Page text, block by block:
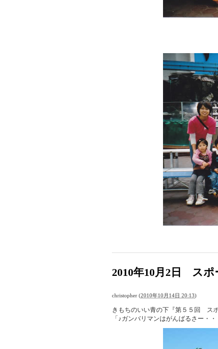
2010年10月2日 スポ
christopher (2010年10月14日 20:13)
きもちのいい青の下『第５５回 ス
「♪ガンバリマンはがんばるさー